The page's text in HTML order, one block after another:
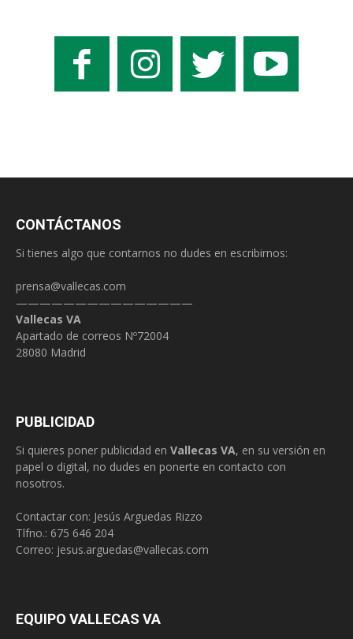
CONTÁCTANOS
Si tienes algo que contarnos no dudes en escribirnos:
prensa@vallecas.com
———————————————
Vallecas VA
Apartado de correos Nº72004
28080 Madrid
PUBLICIDAD
Si quieres poner publicidad en Vallecas VA, en su versión en
papel o digital, no dudes en ponerte en contacto con
nosotros.
Contactar con: Jesús Arguedas Rizzo
Tlfno.: 675 646 204
Correo: jesus.arguedas@vallecas.com
EQUIPO VALLECAS VA